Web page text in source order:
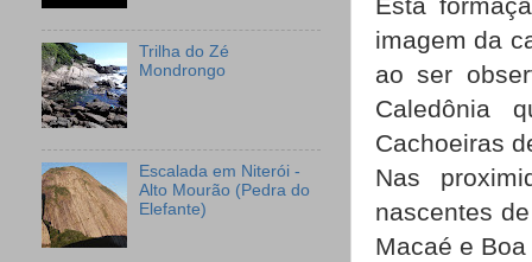
Esta
imagem da
ao ser
Caledônia
Cachoeiras
Nas
nascentes
Macaé e
Trilha do Zé
Mondrongo
Escalada em Niterói -
Alto Mourão (Pedra do
Elefante)